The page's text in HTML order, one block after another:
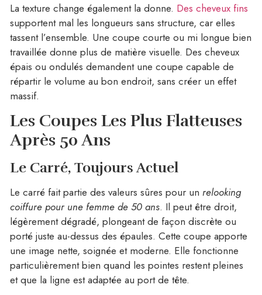
La texture change également la donne. Des cheveux fins
supportent mal les longueurs sans structure, car elles
tassent l’ensemble. Une coupe courte ou mi longue bien
travaillée donne plus de matière visuelle. Des cheveux
épais ou ondulés demandent une coupe capable de
répartir le volume au bon endroit, sans créer un effet
massif.
Les Coupes Les Plus Flatteuses
Après 50 Ans
Le Carré, Toujours Actuel
Le carré fait partie des valeurs sûres pour un relooking
coiffure pour une femme de 50 ans. Il peut être droit,
légèrement dégradé, plongeant de façon discrète ou
porté juste au-dessus des épaules. Cette coupe apporte
une image nette, soignée et moderne. Elle fonctionne
particulièrement bien quand les pointes restent pleines
et que la ligne est adaptée au port de tête.